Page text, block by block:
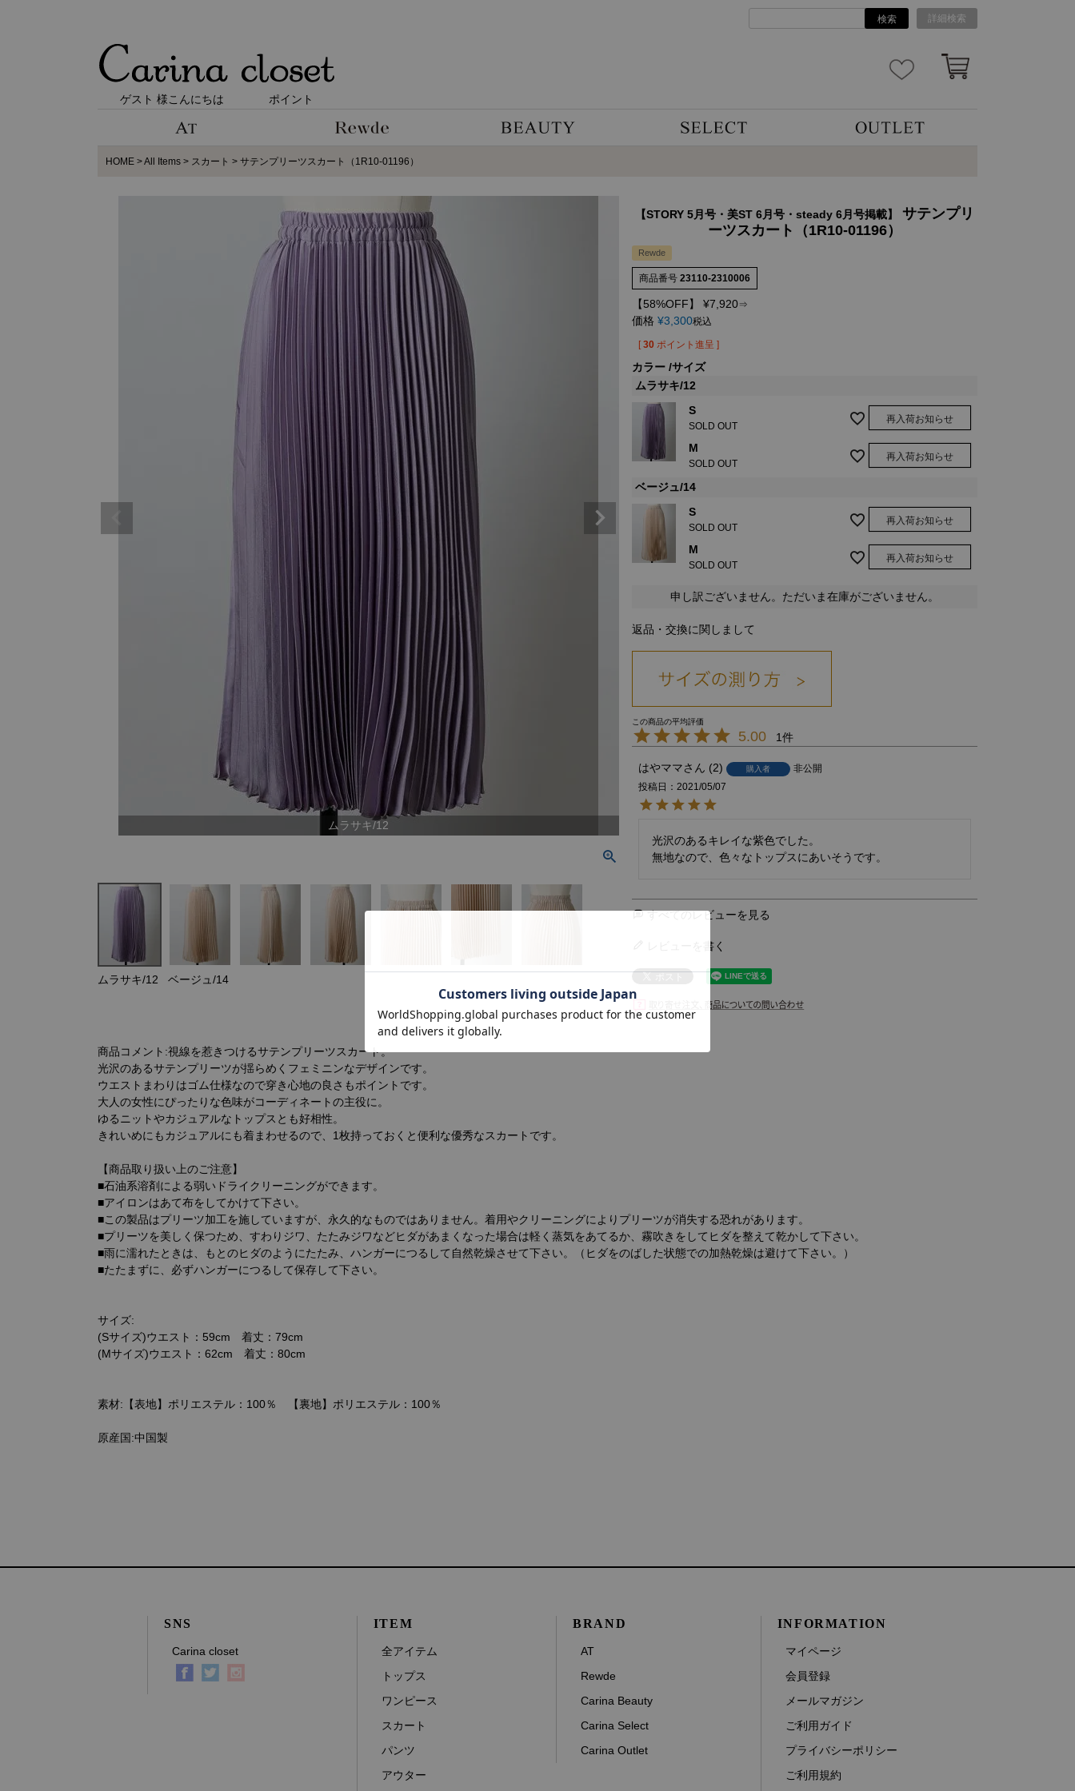
検索 詳細検索
ゲスト 様こんにちは ポイント
HOME All Items スカート サテンプリーツスカート（1R10-01196）
ムラサキ/12
ムラサキ/12 ベージュ/14
【STORY 5月号・美ST 6月号・steady 6月号掲載】
サテンプリ
ーツスカート（1R10-01196）
Rewde
商品番号 23110-2310006
【58%OFF】 ¥7,920⇒
価格 ¥3,300税込
[ 30 ポイント進呈 ]
カラー サイズ
ムラサキ/12
S
SOLD OUT
再入荷お知らせ
M
SOLD OUT
再入荷お知らせ
ベージュ/14
S
SOLD OUT
再入荷お知らせ
M
SOLD OUT
再入荷お知らせ
申し訳ございません。ただいま在庫がございません。
返品・交換に関しまして
5.00 1
はやママ 2 購入者
非公開
投稿日
2021/05/07
光沢のあるキレイな紫色でした。
無地なので、色々なトップスにあいそうです。
すべてのレビューを見る
レビューを書く
商品コメント:視線を惹きつけるサテンプリーツスカート。
光沢のあるサテンプリーツが揺らめくフェミニンなデザインです。
ウエストまわりはゴム仕様なので穿き心地の良さもポイントです。
大人の女性にぴったりな色味がコーディネートの主役に。
ゆるニットやカジュアルなトップスとも好相性。
きれいめにもカジュアルにも着まわせるので、1枚持っておくと便利な優秀なスカートです。
【商品取り扱い上のご注意】
■石油系溶剤による弱いドライクリーニングができます。
■アイロンはあて布をしてかけて下さい。
■この製品はプリーツ加工を施していますが、永久的なものではありません。着用やクリーニングによりプリーツが消失する恐れがあります。
■プリーツを美しく保つため、すわりジワ、たたみジワなどヒダがあまくなった場合は軽く蒸気をあてるか、霧吹きをしてヒダを整えて乾かして下さい。
■雨に濡れたときは、もとのヒダのようにたたみ、ハンガーにつるして自然乾燥させて下さい。（ヒダをのばした状態での加熱乾燥は避けて下さい。）
■たたまずに、必ずハンガーにつるして保存して下さい。
サイズ:
(Sサイズ)ウエスト：59cm 着丈：79cm
(Mサイズ)ウエスト：62cm 着丈：80cm
素材:【表地】ポリエステル：100％ 【裏地】ポリエステル：100％
原産国:中国製
SNS
Carina closet
ITEM
全アイテム
トップス
ワンピース
スカート
パンツ
アウター
BRAND
AT
Rewde
Carina Beauty
Carina Select
Carina Outlet
INFORMATION
マイページ
会員登録
メールマガジン
ご利用ガイド
プライバシーポリシー
ご利用規約